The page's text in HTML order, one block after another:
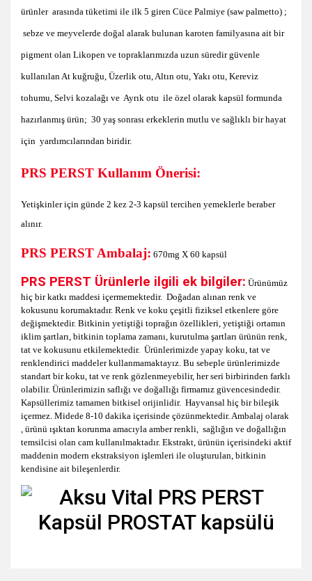
ürünler arasında tüketimi ile ilk 5 giren Cüce Palmiye (saw palmetto) ;
sebze ve meyvelerde doğal alarak bulunan karoten familyasına ait bir
pigment olan Likopen ve topraklarımızda uzun süredir güvenle
kullanılan At kuğruğu, Üzerlik otu, Altın otu, Yakı otu, Kereviz
tohumu, Selvi kozalağı ve Ayrık otu ile özel olarak kapsül formunda
hazırlanmış ürün; 30 yaş sonrası erkeklerin mutlu ve sağlıklı bir hayat
için yardımcılarından biridir.
PRS PERST Kullanım Önerisi:
Yetişkinler için günde 2 kez 2-3 kapsül tercihen yemeklerle beraber
alınır.
PRS PERST Ambalaj: 670mg X 60 kapsül
PRS PERST Ürünlerle ilgili ek bilgiler: Ürünümüz
hiç bir katkı maddesi içermemektedir. Doğadan alınan renk ve
kokusunu korumaktadır. Renk ve koku çeşitli fiziksel etkenlere göre
değişmektedir. Bitkinin yetiştiği toprağın özellikleri, yetiştiği ortamın
iklim şartları, bitkinin toplama zamanı, kurutulma şartları ürünün renk,
tat ve kokusunu etkilemektedir. Ürünlerimizde yapay koku, tat ve
renklendirici maddeler kullanmamaktayız. Bu sebeple ürünlerimizde
standart bir koku, tat ve renk gözlenmeyebilir, her seri birbirinden farklı
olabilir. Ürünlerimizin saflığı ve doğallığı firmamız güvencesindedir.
Kapsüllerimiz tamamen bitkisel orijinlidir. Hayvansal hiç bir bileşik
içermez. Midede 8-10 dakika içerisinde çözünmektedir. Ambalaj olarak
, ürünü ışıktan korunma amacıyla amber renkli, sağlığın ve doğallığın
temsilcisi olan cam kullanılmaktadır. Ekstrakt, ürünün içerisindeki aktif
maddenin modern ekstraksiyon işlemleri ile oluşturulan, bitkinin
kendisine ait bileşenlerdir.